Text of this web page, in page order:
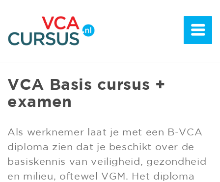
VCA Basis cursus +
examen
Als werknemer laat je met een B-VCA
diploma zien dat je beschikt over de
basiskennis van veiligheid, gezondheid
en milieu, oftewel VGM. Het diploma